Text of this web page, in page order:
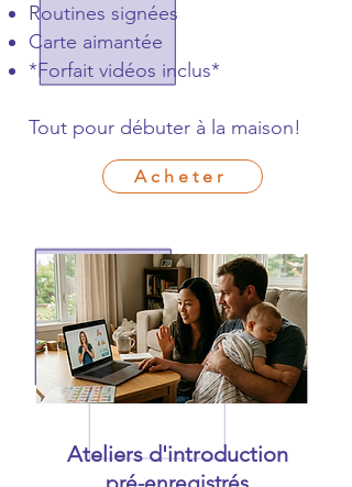
Routines signées
Carte aimantée
*Forfait vidéos inclus*
Tout pour débuter à la maison!
Acheter
Ateliers d'introduction